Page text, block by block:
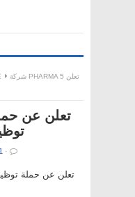
شركة PHARMA 5 تعلن
·